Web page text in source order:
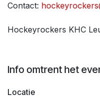
Contact:
Hockeyrockers KHC
Info omtrent het
Locatie